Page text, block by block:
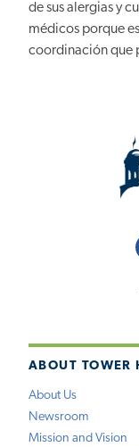
de sus alergias y
médicos porque
coordinación que
ABOUT TOWER
About Us
Newsroom
Mission and Vision